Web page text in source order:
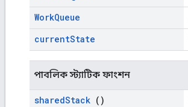
WorkQueue
currentState
পাবলিক স্ট্যাটিক ফাংশন
sharedStack ()